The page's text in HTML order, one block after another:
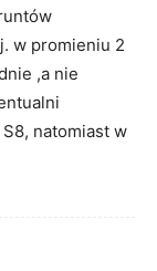
w promieniu 2
,a nie
natomiast w